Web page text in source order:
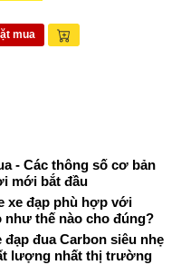
mua
- Các thông số cơ bản
mới bắt đầu
xe đạp phù hợp với
như thế nào cho đúng?
đạp đua Carbon siêu nhẹ
lượng nhất thị trường